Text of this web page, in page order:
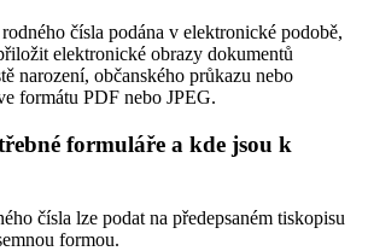
čísla podána v elektronické podobě,
elektronické obrazy dokumentů
narození, občanského průkazu nebo
formátu PDF nebo JPEG.
formuláře a kde jsou k
čísla lze podat na předepsaném tiskopisu
formou.